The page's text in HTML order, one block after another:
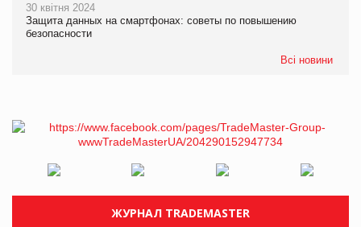
30 квітня 2024
Защита данных на смартфонах: советы по повышению
безопасности
Всі новини
ЖУРНАЛ TRADEMASTER